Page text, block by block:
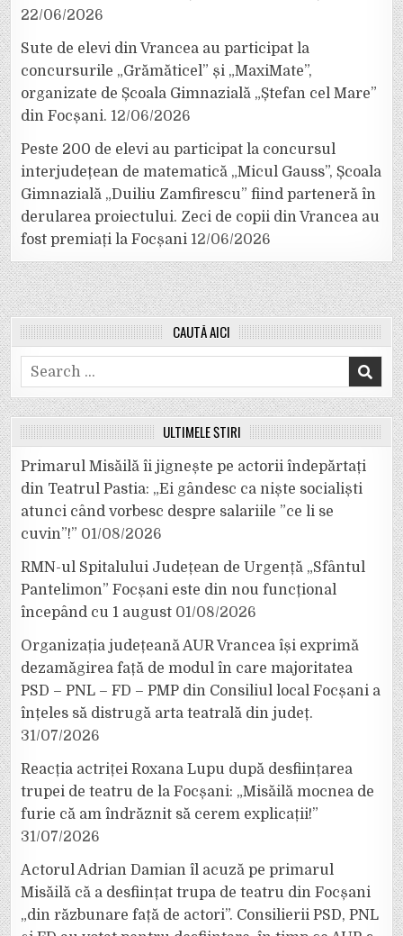
22/06/2026
Sute de elevi din Vrancea au participat la
concursurile „Grămăticel” și „MaxiMate”,
organizate de Școala Gimnazială „Ștefan cel Mare”
din Focșani. 12/06/2026
Peste 200 de elevi au participat la concursul
interjudețean de matematică „Micul Gauss”, Școala
Gimnazială „Duiliu Zamfirescu” fiind parteneră în
derularea proiectului. Zeci de copii din Vrancea au
fost premiați la Focșani 12/06/2026
CAUTĂ AICI
Search
for:
ULTIMELE ȘTIRI
Primarul Misăilă îi jignește pe actorii îndepărtați
din Teatrul Pastia: „Ei gândesc ca niște socialiști
atunci când vorbesc despre salariile ”ce li se
cuvin”!” 01/08/2026
RMN-ul Spitalului Județean de Urgență „Sfântul
Pantelimon” Focșani este din nou funcțional
începând cu 1 august 01/08/2026
Organizația județeană AUR Vrancea își exprimă
dezamăgirea față de modul în care majoritatea
PSD – PNL – FD – PMP din Consiliul local Focșani a
înțeles să distrugă arta teatrală din județ.
31/07/2026
Reacția actriței Roxana Lupu după desființarea
trupei de teatru de la Focșani: „Misăilă mocnea de
furie că am îndrăznit să cerem explicații!”
31/07/2026
Actorul Adrian Damian îl acuză pe primarul
Misăilă că a desființat trupa de teatru din Focșani
„din răzbunare față de actori”. Consilierii PSD, PNL